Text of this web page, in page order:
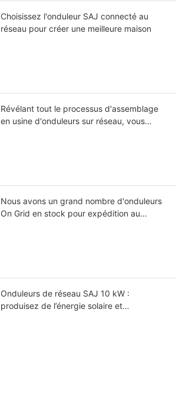
Choisissez l'onduleur SAJ connecté au
réseau pour créer une meilleure maison
Révélant tout le processus d'assemblage
en usine d'onduleurs sur réseau, vous
Nous avons un grand nombre d'onduleurs
On Grid en stock pour expédition au
Onduleurs de réseau SAJ 10 kW :
produisez de l’énergie solaire et